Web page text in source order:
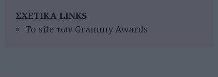
ΣΧΕΤΙΚΑ LINKS
To site των Grammy Awards